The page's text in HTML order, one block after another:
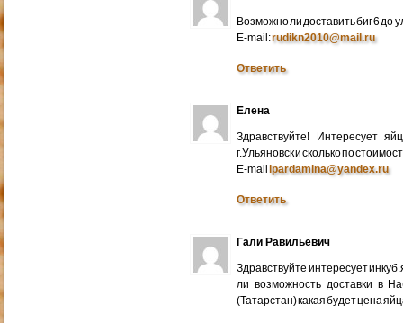
Возможно ли доставить биг 6 до
E-mail:rudikn2010@mail.ru
Ответить
Елена
Здравствуйте! Интересует
г.Ульяновск и сколько по
E-mailipardamina@yandex.ru
Ответить
Гали Равильевич
Здравствуйте интересует
ли возможность доставки в
(Татарстан) какая будет цена